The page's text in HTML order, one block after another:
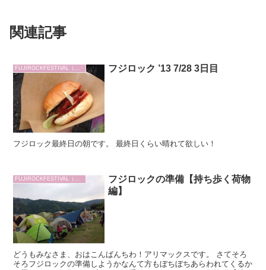
関連記事
フジロック ’13 7/28 3日目
フジロック最終日の朝です。 最終日くらい晴れて欲しい！
FUJIROCKFESTIVAL（フジロック）
フジロックの準備【持ち歩く荷物
編】
どうもみなさま、おはこんばんちわ！アリマックスです。 さてそろ
そろフジロックの準備しようかなんて方もぼちぼちあらわれてくるか